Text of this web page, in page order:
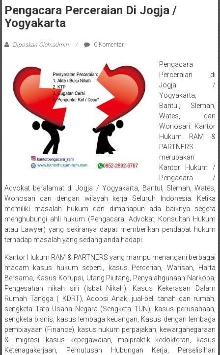
Bantul,
Wonosari,
Klaten,
Magelang,
Solo,
Semarang,
Jakarta,
Surabaya,
Surakarta,
Sukoharjo,
Mungkid,
Purworejo,
Daerah
Istimewa
Yogyakarta,
Makassar,
Pengacara Perceraian Di Jogja /
Yogyakarta
Diposkan Oleh:admin 0 Komentar
Pengacara
Perceraian di
Jogja /
Yogyakarta,
Bantul, Sleman,
Wates, dan
Wonosari. Kantor
Hukum RAM &
PARTNERS
merupakan
Kantor Hukum /
Pengacara /
Advokat beralamat di Jogja / Yogyakarta, Bantul, Sleman, Wates,
Wonosari dan dengan wilayah kerja Seluruh Indonesia. Ketika
memiliki masalah hukum dan dimanapun ada baiknya segera
menghubungi ahli hukum (Pengacara, Advokat, Konsultan Hukum
atau Lawyer) yang sekiranya dapat memberikan pendapat hukum
terhadap masalah yang sedang anda hadapi.
Kantor Hukum RAM & PARTNERS yang mampu menangani berbagai
macam kasus hukum seperti, kasus Percerian, Warisan, Harta
Bersama, Kasus Korupsi, Utang Piutang, Penyalahgunaan Narkoba,
Pengesahan nikah siri (Isbat Nikah), Kasus Kekerasan Dalam
Rumah Tangga ( KDRT), Adopsi Anak, jual-beli tanah dan rumah,
sengketa Tata Usaha Negara (Sengketa TUN), kasus perusahaan,
sengketa bisnis, kasus lembaga keuangan, Kasus dengan lembaga
pembiayaan (Finance), kasus hukum perpajakan, kewarganegaraan
& imigrasi, kasus kepegawaian, malpraktik kedokteran, kasus
Ketenagakerjaan, Pemutusan Hubungan Kerja, Perselisihan